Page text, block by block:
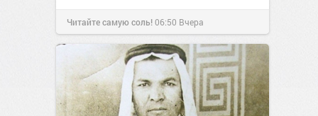
Читайте самую соль!06:50 Вчера